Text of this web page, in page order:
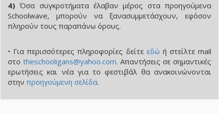
4) Όσα συγκροτήματα έλαβαν μέρος στα προηγούμενα
Schoolwave, μπορούν να ξανασυμμετάσχουν, εφόσον
πληρούν τους παραπάνω όρους.
• Για περισσότερες πληροφορίες δείτε εδώ ή στείλτε mail
στο theschooligans@yahoo.com. Απαντήσεις σε σημαντικές
ερωτήσεις και νέα για το φεστιβάλ θα ανακοινώνονται
στην προηγούμενη σελίδα.